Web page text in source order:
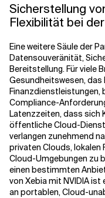
Sicherstellung
Flexibilität bei
Eine weitere Säule der
Datensouveränität,
Bereitstellung. Für viele
Gesundheitswesen, das
Compliance-
Latenzzeiten, dass sich
öffentliche Cloud-
verlangen zunehmend
privaten Clouds, lokalen
Cloud-Umgebungen zu
einen bestimmten
von Xebia mit NVIDIA
an portablen, Cloud-